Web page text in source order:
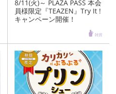
8/11(火)～ PLAZA PASS 本会
員様限定『TEAZEN』Try It !
キャンペーン開催！
雑貨